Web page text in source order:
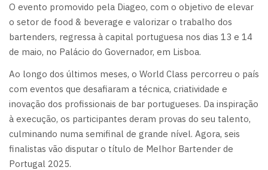
O evento promovido pela Diageo, com o objetivo de elevar
o setor de food & beverage e valorizar o trabalho dos
bartenders, regressa à capital portuguesa nos dias 13 e 14
de maio, no Palácio do Governador, em Lisboa.
Ao longo dos últimos meses, o World Class percorreu o país
com eventos que desafiaram a técnica, criatividade e
inovação dos profissionais de bar portugueses. Da inspiração
à execução, os participantes deram provas do seu talento,
culminando numa semifinal de grande nível. Agora, seis
finalistas vão disputar o título de Melhor Bartender de
Portugal 2025.